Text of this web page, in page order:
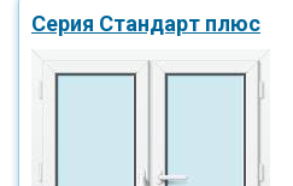
Серия Стандарт плюс